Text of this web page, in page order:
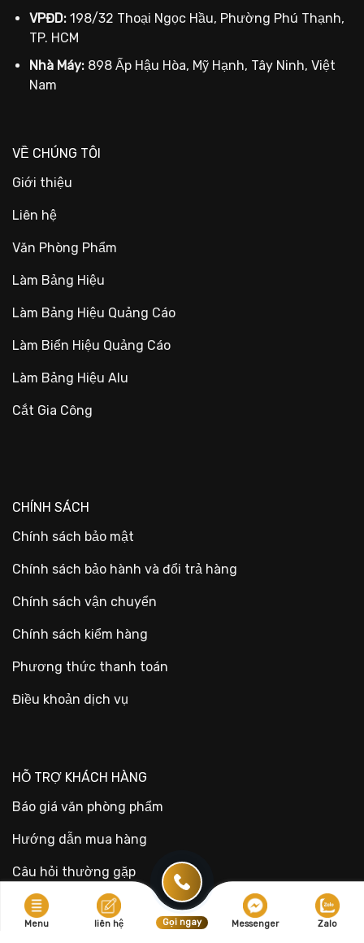
VPĐD: 198/32 Thoại Ngọc Hầu, Phường Phú Thạnh,
TP. HCM
Nhà Máy: 898 Ấp Hậu Hòa, Mỹ Hạnh, Tây Ninh, Việt
Nam
VỀ CHÚNG TÔI
Giới thiệu
Liên hệ
Văn Phòng Phẩm
Làm Bảng Hiệu
Làm Bảng Hiệu Quảng Cáo
Làm Biển Hiệu Quảng Cáo
Làm Bảng Hiệu Alu
Cắt Gia Công
CHÍNH SÁCH
Chính sách bảo mật
Chính sách bảo hành và đổi trả hàng
Chính sách vận chuyển
Chính sách kiểm hàng
Phương thức thanh toán
Điều khoản dịch vụ
HỖ TRỢ KHÁCH HÀNG
Báo giá văn phòng phẩm
Hướng dẫn mua hàng
Câu hỏi thường gặp
Văn Phòng Phẩm
Menu liên hệ Gọi ngay Messenger Zalo